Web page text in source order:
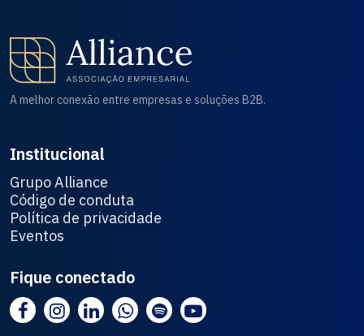
A melhor conexão entre empresas e soluções B2B.
Institucional
Grupo Alliance
Código de conduta
Política de privacidade
Eventos
Fique conectado